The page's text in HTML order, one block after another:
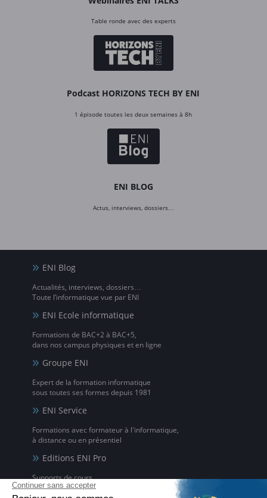
Table ronde avec des experts
Podcast HORIZONS TECH BY ENI
1 épisode toutes les deux semaines à 8h
ENI BLOG
Actus, interviews, dossiers…
ENI Blog
Actualités, interviews, dossiers…
Toute l’informatique vue par ENI
ENI Ecole informatique
Formations de BAC+2 à BAC+5,
dans nos campus physiques et en ligne
Groupe ENI
Expert de la formation informatique
sous toutes ses formes depuis 1981
ENI Service
Formations avec formateur à l'informatique,
à distance ou en présentiel
Editions ENI Pro
Supports de cours
pour les organismes de formation